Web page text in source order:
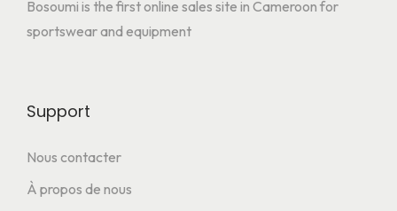
Bosoumi is the first online sales site in Cameroon for
sportswear and equipment
Support
Nous contacter
À propos de nous